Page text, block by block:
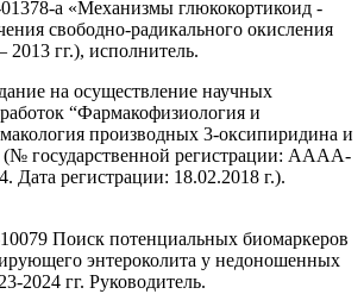
а «Механизмы глюкокортикоид -
свободно-радикального окисления
2013 гг.), исполнитель.
на осуществление научных
“Фармакофизиология и
производных 3-оксипиридина и
(№ государственной регистрации: АААА-
Дата регистрации: 18.02.2018 г.).
Поиск потенциальных биомаркеров
энтероколита у недоношенных
2024 гг. Руководитель.